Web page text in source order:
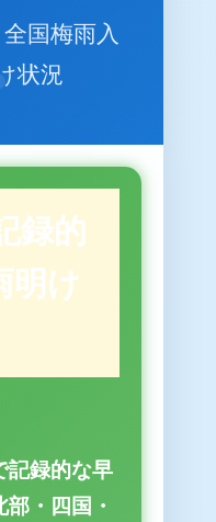
国梅雨入
状況
録的
明け
記録的な早
・四国・